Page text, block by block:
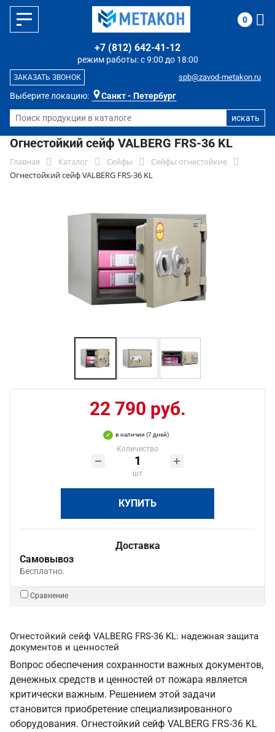
Выберите локацию: Санкт - Петербург
режим работы: с 9:00 до 18:00
+7 (812) 642-41-12
spb@zavod-metakon.ru
ЗАКАЗАТЬ ЗВОНОК
0
Огнестойкий сейф VALBERG FRS-36 KL
Главная Каталог Сейфы
Сейфы огнестойкие
Огнестойкий сейф VALBERG FRS-36 KL
22 790 руб.
в наличии (7 дней)
Количество
шт
КУПИТЬ
Доставка
Самовывоз
Бесплатно.
Сравнение
Огнестойкий сейф VALBERG FRS-36 KL: надежная защита
документов и ценностей
Вопрос обеспечения сохранности важных документов,
денежных средств и ценностей от пожара является
критически важным. Решением этой задачи
становится приобретение специализированного
оборудования. Огнестойкий сейф VALBERG FRS-36 KL